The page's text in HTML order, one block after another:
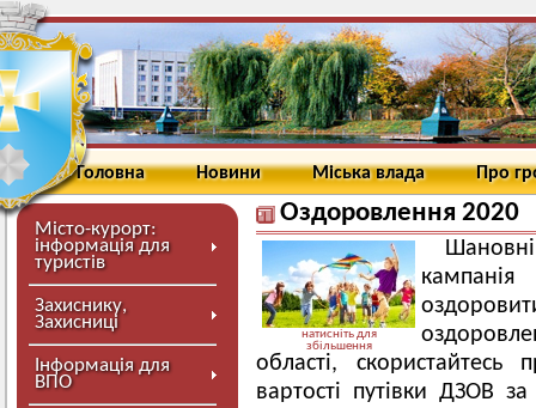
Головна Новини Міська влада Про
Місто-курорт:
інформація для
туристів
Захиснику,
Захисниці
Інформація для
ВПО
Оздоровлення 2020
натисніть для
збільшення
області, скористайтесь
вартості путівки ДЗОВ